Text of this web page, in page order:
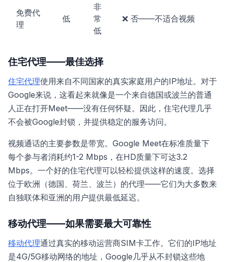
免费代
理
低
非
常
低
❌ 否——不适合视频
住宅代理——最佳选择
住宅代理使用来自不同国家的真实家庭用户的IP地址。对于
Google来说，这看起来就像是一个来自德国或波兰的普通
人正在打开Meet——没有任何怀疑。因此，住宅代理几乎
不会被Google封锁，并提供稳定的服务访问。
视频通话的主要参数是带宽。Google Meet在标准质量下
每个参与者消耗约1-2 Mbps，在HD质量下可达3.2
Mbps。一个好的住宅代理可以轻松提供这样的速度。选择
位于欧洲（德国、荷兰、波兰）的代理——它们为大多数来
自独联体和亚洲的用户提供最低延迟。
移动代理——如果需要最大可靠性
移动代理通过真实的移动运营商SIM卡工作。它们的IP地址
是4G/5G移动网络的地址，Google几乎从不封锁这些地